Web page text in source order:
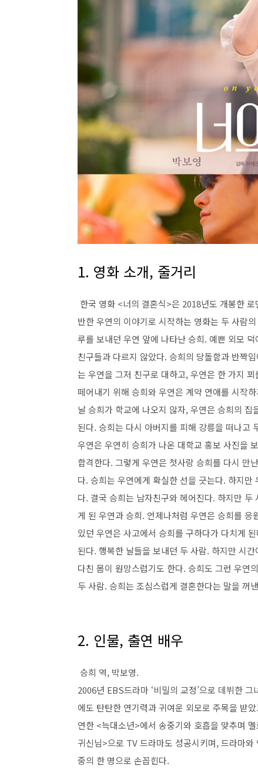
1. 영화 소개, 줄거리
한국 영화 <너의 결혼식>은 2018년도 개봉한
반한 우연의 이야기로 시작하는 영화는 두 사람
루를 보내던 우연 앞에 나타난 승희. 예쁜 외모
친구들과 다르지 않았다. 승희의 당돌함과 반짝
는 우연을 그저 친구로 대하고,우연은 한 가지 꾀
떼어내기 위해 승희와 우연은 계약 연애를 시작
날 승희가 학교에 나오지 않자,우연은 승희의 집
된다. 승희는 다시 아버지를 피해 강릉을 떠나고
우연은 우연히 승희가 나온 대학교 홍보 사진을
합격한다. 그렇게 우연은 첫사랑 승희를 다시 만
다. 승희는 우연에게 확실한 선을 긋는다. 하지만
다. 결국 승희는 남자친구와 헤어진다. 하지만 두
게 된 우연과 승희. 언제나처럼 우연은 승희를 응
있던 우연은 사고에서 승희를 구하다가 다치게
된다. 행복한 날들을 보내던 두 사람. 하지만 시
다친 몸이 원망스럽기도 한다. 승희도 그런 우연
두 사람. 승희는 조심스럽게 결혼한다는 말을 꺼
2. 인물, 출연 배우
승희 역, 박보영.
2006년 EBS드라마 ‘비밀의 교정’으로 데뷔한 그
에도 탄탄한 연기력과 귀여운 외모로 주목을 받
연한 <늑대소년>에서 송중기와 호흡을 맞추며
귀신님>으로 TV드라마도 성공시키며,드라마와
중의 한 명으로 손꼽힌다.